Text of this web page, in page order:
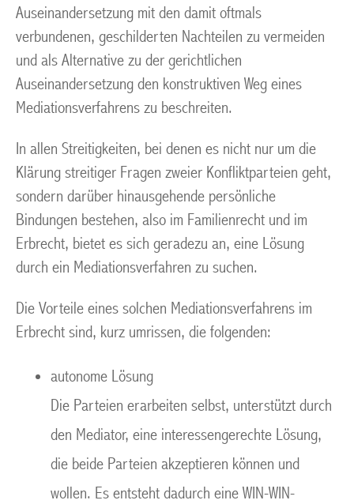
Auseinandersetzung mit den damit oftmals
verbundenen, geschilderten Nachteilen zu vermeiden
und als Alternative zu der gerichtlichen
Auseinandersetzung den konstruktiven Weg eines
Mediationsverfahrens zu beschreiten.
In allen Streitigkeiten, bei denen es nicht nur um die
Klärung streitiger Fragen zweier Konfliktparteien geht,
sondern darüber hinausgehende persönliche
Bindungen bestehen, also im Familienrecht und im
Erbrecht, bietet es sich geradezu an, eine Lösung
durch ein Mediationsverfahren zu suchen.
Die Vorteile eines solchen Mediationsverfahrens im
Erbrecht sind, kurz umrissen, die folgenden:
autonome Lösung
Die Parteien erarbeiten selbst, unterstützt durch
den Mediator, eine interessengerechte Lösung,
die beide Parteien akzeptieren können und
wollen. Es entsteht dadurch eine WIN-WIN-